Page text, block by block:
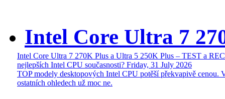
Intel Core Ultra 7
Intel Core Ultra 7 270K Plus a Ultra 5 250K Plus – TEST a
nejlepších Intel CPU současnosti? Friday, 31 July 2026
TOP modely desktopových Intel CPU potěší překvapivě cenou.
ostatních ohledech už moc ne.